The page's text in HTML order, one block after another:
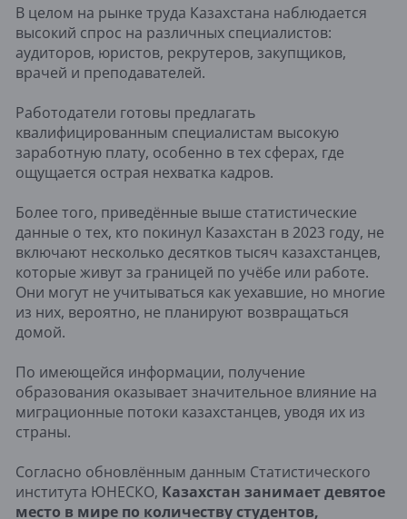
В целом на рынке труда Казахстана наблюдается
высокий спрос на различных специалистов:
аудиторов, юристов, рекрутеров, закупщиков,
врачей и преподавателей.
Работодатели готовы предлагать
квалифицированным специалистам высокую
заработную плату, особенно в тех сферах, где
ощущается острая нехватка кадров.
Более того, приведённые выше статистические
данные о тех, кто покинул Казахстан в 2023 году, не
включают несколько десятков тысяч казахстанцев,
которые живут за границей по учёбе или работе.
Они могут не учитываться как уехавшие, но многие
из них, вероятно, не планируют возвращаться
домой.
По имеющейся информации, получение
образования оказывает значительное влияние на
миграционные потоки казахстанцев, уводя их из
страны.
Согласно обновлённым данным Статистического
института ЮНЕСКО, Казахстан занимает девятое
место в мире по количеству студентов,